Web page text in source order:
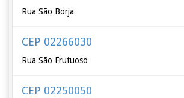
Rua São Borja
CEP 02266030
Rua São Frutuoso
CEP 02250050